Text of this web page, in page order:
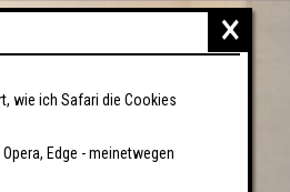
×
wie ich Safari die Cookies
Edge - meinetwegen